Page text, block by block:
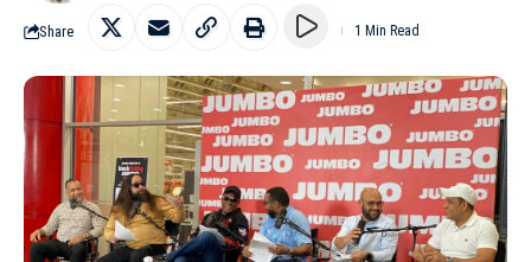
Share 1 Min Read